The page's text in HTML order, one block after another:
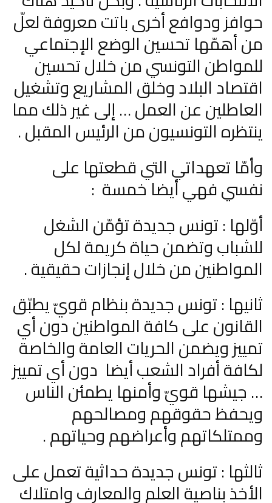
حوافز ودوافع أخرى باتت معروفة لعلّ
من أهمّها تحسين الوضع الإجتماعي
للمواطن التونسي من خلال تحسين
اقتصاد البلاد وخلق المشاريع وتشغيل
العاطلين عن العمل … إلى غير ذلك مما
ينتظره التونسيون من الرئيس المقبل .
وأمّا تعهداتي التي قطعتها على
نفسي فهي أيضا خمسة :
أوّلها : تونس جديدة تؤمّن الشغل
للشباب وتضمن حياة كريمة لكل
المواطنين من خلال إنجازات حقيقية .
ثانيها : تونس جديدة بنظام قويّ يطبّق
القانون على كافة المواطنين دون أي
تمييز ويضمن الحريات العامة والخاصة
لكافة أفراد الشعب أيضا دون أي تمييز
… جيشها قويّ وأمنها يطمئن الناس
ويحفظ حقوقهم ومصالحهم
وممتلكاتهم وأعراضهم وحياتهم .
ثالثها : تونس جديدة حداثية تعمل على
الأخذ بناصية العلم والمعارف وامتلاك